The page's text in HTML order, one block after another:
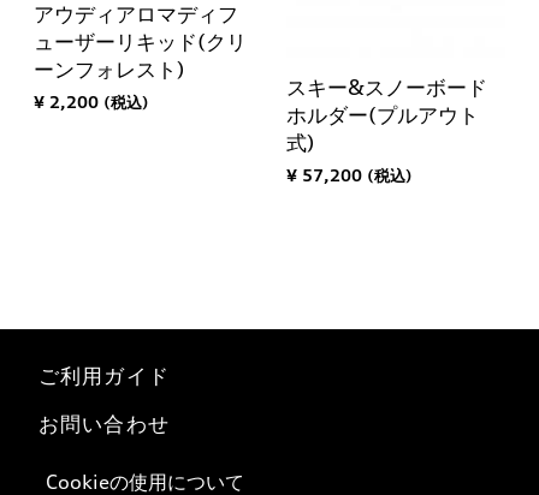
アウディアロマディフ
ューザーリキッド(クリ
ーンフォレスト)
¥ 2,200 (税込)
スキー&スノーボード
ホルダー(プルアウト
式)
¥ 57,200 (税込)
ご利用ガイド
お問い合わせ
マイページ
Cookieの使用について